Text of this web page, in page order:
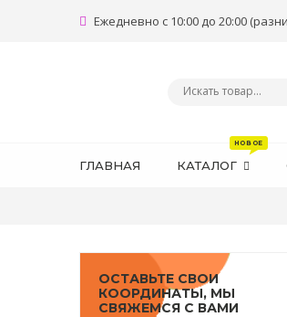
Ежедневно с 10:00 до 20:00
ГЛАВНАЯ КАТАЛОГ
ОСТАВЬТЕ СВОИ
КООРДИНАТЫ, МЫ
СВЯЖЕМСЯ С ВАМИ